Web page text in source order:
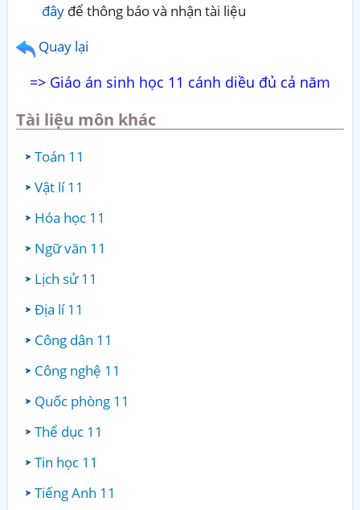
đây để thông báo và nhận tài liệu
Quay lại
=> Giáo án sinh học 11 cánh diều đủ cả năm
Tài liệu môn khác
Toán 11
Vật lí 11
Hóa học 11
Ngữ văn 11
Lịch sử 11
Địa lí 11
Công dân 11
Công nghệ 11
Quốc phòng 11
Thể dục 11
Tin học 11
Tiếng Anh 11